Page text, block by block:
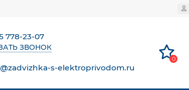
778-23-07
ЗВОНОК
s-elektroprivodom.ru
0